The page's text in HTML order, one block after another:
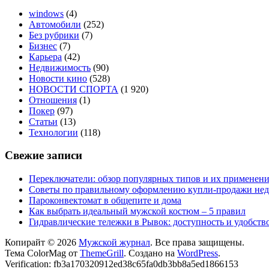
windows (4)
Автомобили (252)
Без рубрики (7)
Бизнес (7)
Карьера (42)
Недвижимость (90)
Новости кино (528)
НОВОСТИ СПОРТА (1 920)
Отношения (1)
Покер (97)
Статьи (13)
Технологии (118)
Свежие записи
Переключатели: обзор популярных типов и их
Советы по правильному оформлению купли-продажи
Пароконвектомат в общепите и дома
Как выбрать идеальный мужской костюм – 5 правил
Гидравлические тележки в Рывок: доступность и
Копирайт © 2026 Мужской журнал. Все права защищены.
Тема ColorMag от ThemeGrill. Создано на WordPress.
Verification: fb3a170320912ed38c65fa0db3bb8a5ed1866153